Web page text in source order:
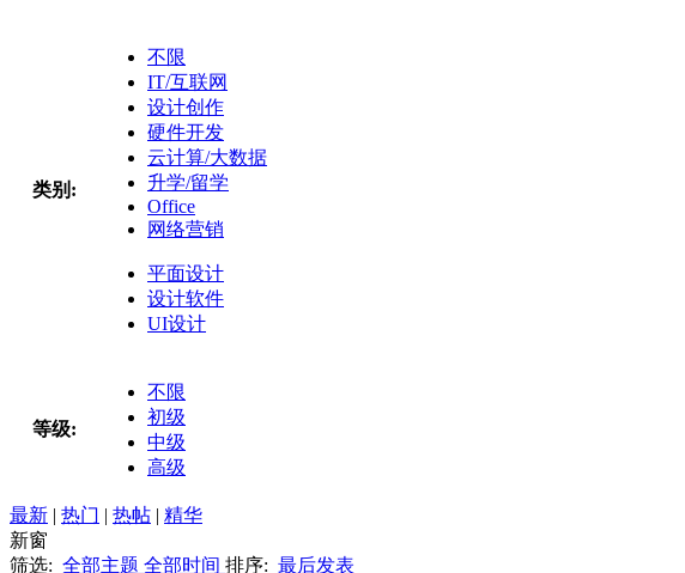
类别:
不限
IT/互联网
设计创作
硬件开发
云计算/大数据
升学/留学
Office
网络营销
平面设计
设计软件
UI设计
等级:
不限
初级
中级
高级
最新 | 热门 | 热帖 | 精华
新窗
筛选: 全部主题 全部时间 排序: 最后发表